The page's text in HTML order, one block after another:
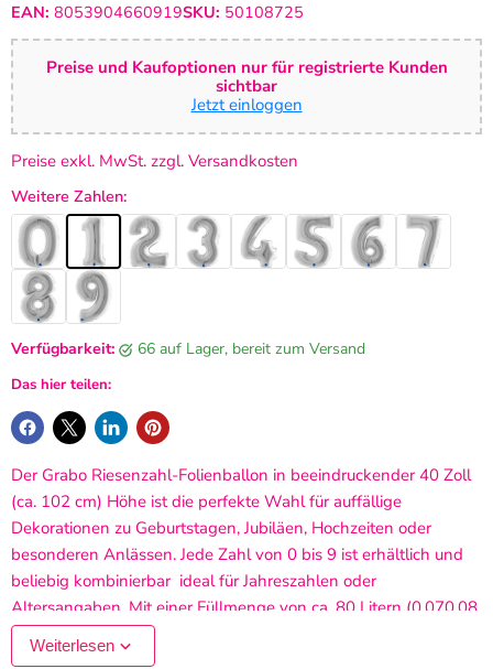
EAN: 8053904660919SKU: 50108725
Preise und Kaufoptionen nur für registrierte Kunden
sichtbar
Jetzt einloggen
Preise exkl. MwSt. zzgl. Versandkosten
Weitere Zahlen:
Verfügbarkeit: 66 auf Lager, bereit zum Versand
Das hier teilen:
Der Grabo Riesenzahl-Folienballon in beeindruckender 40 Zoll
(ca. 102 cm) Höhe ist die perfekte Wahl für auffällige
Dekorationen zu Geburtstagen, Jubiläen, Hochzeiten oder
besonderen Anlässen. Jede Zahl von 0 bis 9 ist erhältlich und
beliebig kombinierbar  ideal für Jahreszahlen oder
Altersangaben. Mit einer Füllmenge von ca. 80 Litern (0,070,08
m³) kann der Ballon sowohl mit Luft, Helium als auch Ballongas
befüllt werden. Dank des integrierten automatischen Ventils ist
Weiterlesen